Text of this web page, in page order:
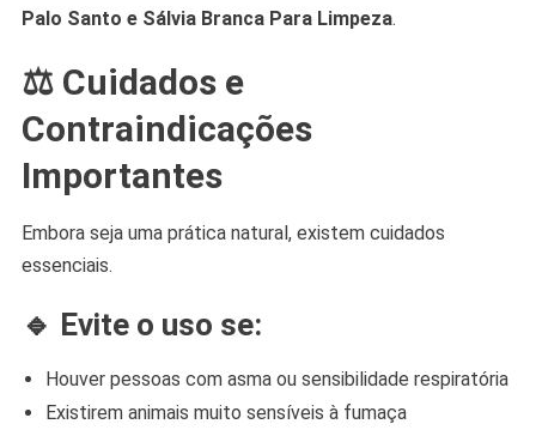
Palo Santo e Sálvia Branca Para Limpeza.
⚖️ Cuidados e
Contraindicações
Importantes
Embora seja uma prática natural, existem cuidados
essenciais.
🔹 Evite o uso se:
Houver pessoas com asma ou sensibilidade respiratória
Existirem animais muito sensíveis à fumaça